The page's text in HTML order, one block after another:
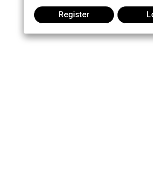
Register